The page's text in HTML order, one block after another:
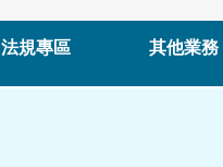
法規專區 其他業務